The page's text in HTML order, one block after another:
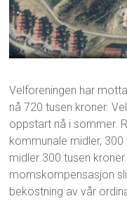
Velforeningen har
nå 720 tusen kroner.
oppstart nå i sommer.
kommunale midler,
midler 300 tusen
momskompensasjon
bekostning av vår